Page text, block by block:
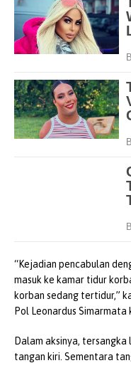
“Kejadian pencabulan
masuk ke kamar tidur
korban sedang tertidur,”
Pol Leonardus Simarmata
Dalam aksinya,
tangan kiri. Sementara